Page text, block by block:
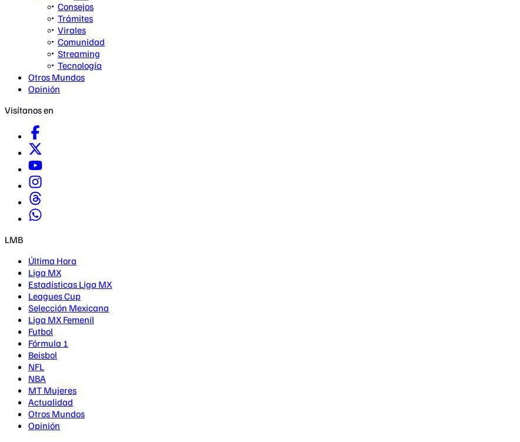
Consejos
Trámites
Virales
Comunidad
Streaming
Tecnología
Otros Mundos
Opinión
Visítanos en
LMB
Última Hora
Liga MX
Estadísticas Liga MX
Leagues Cup
Selección Mexicana
Liga MX Femenil
Futbol
Fórmula 1
Beisbol
NFL
NBA
MT Mujeres
Actualidad
Otros Mundos
Opinión